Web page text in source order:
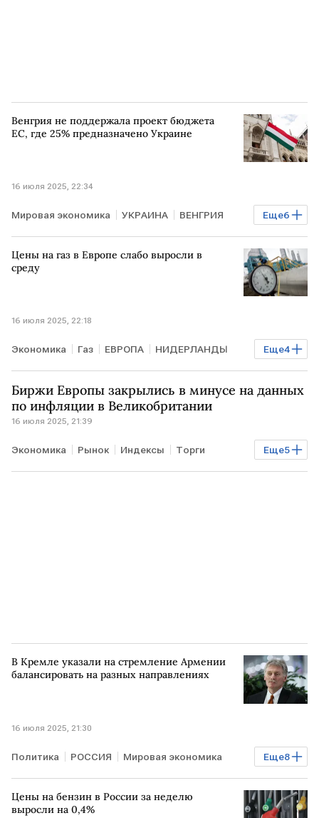
Венгрия не поддержала проект бюджета
ЕС, где 25% предназначено Украине
16 июля 2025, 22:34
Еще6
Мировая экономика УКРАИНА ВЕНГРИЯ
Киев Петер Сийярто Урсула фон дер Ляйен
ЕС
Цены на газ в Европе слабо выросли в
среду
16 июля 2025, 22:18
Еще4
Экономика Газ ЕВРОПА НИДЕРЛАНДЫ
НОРВЕГИЯ ICE УК Альфа-Капитал ЕС
Биржи Европы закрылись в минусе на данных
по инфляции в Великобритании
16 июля 2025, 21:39
Еще5
Экономика Рынок Индексы Торги
ВЕЛИКОБРИТАНИЯ ЕВРОПА DAX Renault
В Кремле указали на стремление Армении
балансировать на разных направлениях
16 июля 2025, 21:30
Еще8
Политика РОССИЯ Мировая экономика
АРМЕНИЯ Ереван РФ Дмитрий Песков
Никол Пашинян
Цены на бензин в России за неделю
выросли на 0,4%